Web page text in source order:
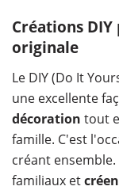
Créations
originale
Le DIY (Do It
une excellente
décoration tout
famille. C'est
créant
familiaux et